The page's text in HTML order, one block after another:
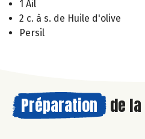
1 Ail
2 c. à s. de Huile d'olive
Persil
Préparation de la